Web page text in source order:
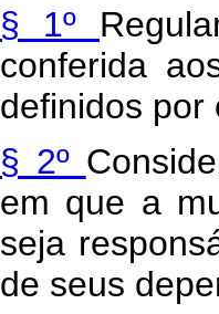
§ 1º
conferida
definidos por
§ 2º
em que a
seja
de seus